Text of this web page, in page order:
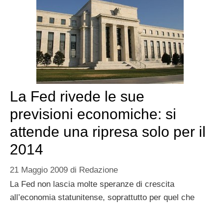
La Fed rivede le sue
previsioni economiche: si
attende una ripresa solo per il
2014
21 Maggio 2009 di Redazione
La Fed non lascia molte speranze di crescita
all’economia statunitense, soprattutto per quel che